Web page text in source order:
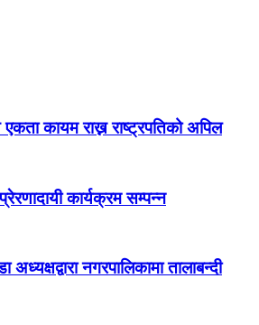
एकता कायम राख्न राष्ट्रपतिको अपिल
कार्यक्रम सम्पन्न
नगरपालिकामा तालाबन्दी